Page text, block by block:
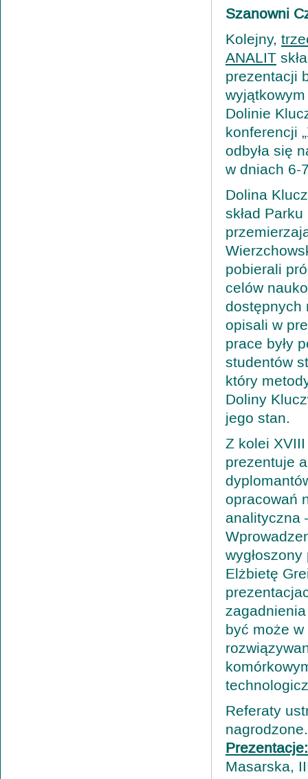
Szanowni
Kolejny,
ANALIT
prezentacji
Dolinie
konferencji
odbyła się
w dniach 6-
Dolina
skład
pobierali
celów
dostępnych
opisali w
prace były
studentów
który
Doliny
jego stan.
Z kolei
prezentuje
opracowań
analityczna
Elżbietę
być może
Referaty
Masarska,